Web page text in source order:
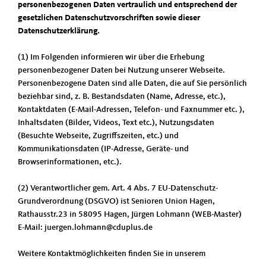
personenbezogenen Daten vertraulich und entsprechend der
gesetzlichen Datenschutzvorschriften sowie dieser
Datenschutzerklärung.
(1) Im Folgenden informieren wir über die Erhebung
personenbezogener Daten bei Nutzung unserer Webseite.
Personenbezogene Daten sind alle Daten, die auf Sie persönlich
beziehbar sind, z. B. Bestandsdaten (Name, Adresse, etc.),
Kontaktdaten (E-Mail-Adressen, Telefon- und Faxnummer etc. ),
Inhaltsdaten (Bilder, Videos, Text etc.), Nutzungsdaten
(Besuchte Webseite, Zugriffszeiten, etc.) und
Kommunikationsdaten (IP-Adresse, Geräte- und
Browserinformationen, etc.).
(2) Verantwortlicher gem. Art. 4 Abs. 7 EU-Datenschutz-
Grundverordnung (DSGVO) ist Senioren Union Hagen,
Rathausstr.23 in 58095 Hagen, Jürgen Lohmann (WEB-Master)
E-Mail: juergen.lohmann@cduplus.de
Weitere Kontaktmöglichkeiten finden Sie in unserem